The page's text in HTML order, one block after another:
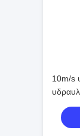
10m/s